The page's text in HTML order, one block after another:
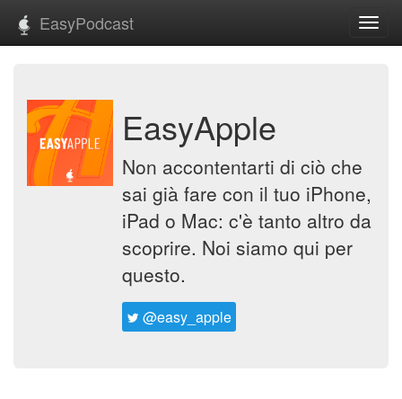
EasyPodcast
EasyApple
Non accontentarti di ciò che
sai già fare con il tuo iPhone,
iPad o Mac: c'è tanto altro da
scoprire. Noi siamo qui per
questo.
@easy_apple